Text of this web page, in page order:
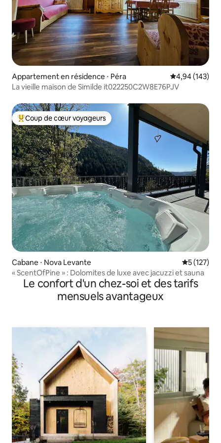
Appartement en résidence ⋅ Péra Évaluation
4,94 (143)
La vieille maison de Similde it022250C2W8E76PJV
Coups de cœur voyageurs les plus appréciés
Coup de cœur voyageurs
Cabane ⋅ Nova Levante Évaluation
5 (127)
« ScentOfPine » : Dolomites de luxe avec jacuzzi et sauna
Le confort d'un chez-soi et des tarifs
mensuels avantageux